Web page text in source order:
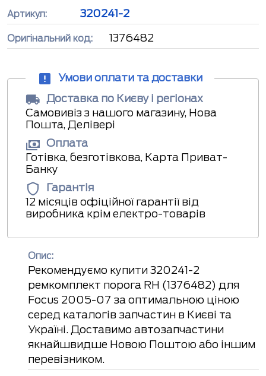
Артикул: 320241-2
Оригінальний код: 1376482
Умови оплати та доставки
Доставка по Києву і регіонах
Самовивіз з нашого магазину, Нова
Пошта, Делівері
Оплата
Готівка, безготівкова, Карта Приват-
Банку
Гарантія
12 місяців офіційної гарантії від
виробника крім електро-товарів
Опис:
Рекомендуємо купити 320241-2
ремкомплект порога RH (1376482) для
Focus 2005-07 за оптимальною ціною
серед каталогів запчастин в Києві та
Україні. Доставимо автозапчастини
якнайшвидше Новою Поштою або іншим
перевізником.